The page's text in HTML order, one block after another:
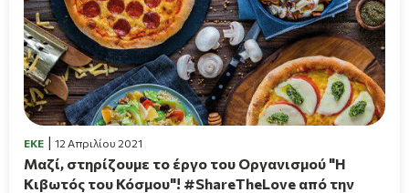
EKE 12 Απριλίου 2021
Μαζί, στηρίζουμε το έργο του Οργανισμού "Η
Κιβωτός του Κόσμου"! #ShareTheLove από την